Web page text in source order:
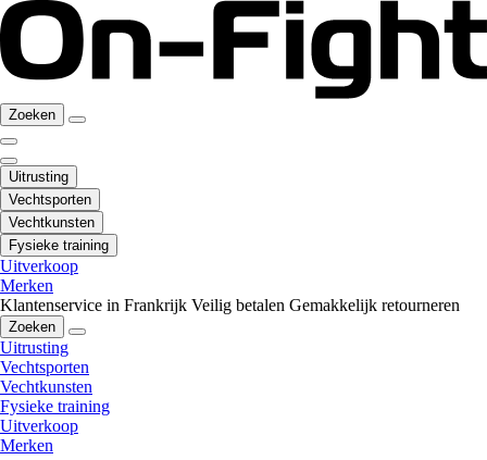
Zoeken
Uitrusting
Vechtsporten
Vechtkunsten
Fysieke training
Uitverkoop
Merken
Klantenservice in Frankrijk Veilig betalen Gemakkelijk retourneren
Zoeken
Uitrusting
Vechtsporten
Vechtkunsten
Fysieke training
Uitverkoop
Merken